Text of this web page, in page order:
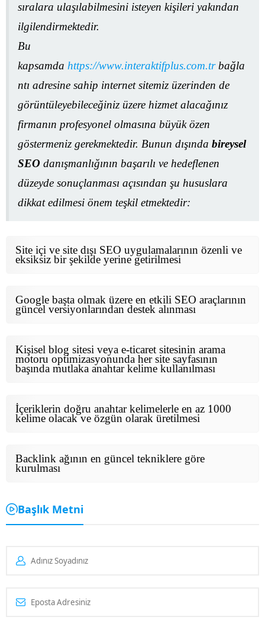
sıralara ulaşılabilmesini isteyen kişileri yakından
ilgilendirmektedir.
Bu
kapsamda https://www.interaktifplus.com.trbağla
ntı adresine sahip internet sitemiz üzerinden de
görüntüleyebileceğiniz üzere hizmet alacağınız
firmanın profesyonel olmasına büyük özen
göstermeniz gerekmektedir. Bunun dışında bireysel
SEO danışmanlığının başarılı ve hedeflenen
düzeyde sonuçlanması açısından şu hususlara
dikkat edilmesi önem teşkil etmektedir:
Site içi ve site dışı SEO uygulamalarının özenli ve
eksiksiz bir şekilde yerine getirilmesi
Google başta olmak üzere en etkili SEO araçlarının
güncel versiyonlarından destek alınması
Kişisel blog sitesi veya e-ticaret sitesinin arama
motoru optimizasyonunda her site sayfasının
başında mutlaka anahtar kelime kullanılması
İçeriklerin doğru anahtar kelimelerle en az 1000
kelime olacak ve özgün olarak üretilmesi
Backlink ağının en güncel tekniklere göre
kurulması
Başlık Metni